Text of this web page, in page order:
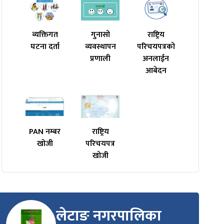
व्यक्तिगत
घटना दर्ता
गुनासो
व्यवस्थापन
प्रणाली
राष्ट्रिय
परिचयपत्रको
अनलाईन
आबेदन
PAN नम्बर
खोजी
राष्ट्रिय
परिचयपत्र
खोजी
लेटाङ नगरपालिका